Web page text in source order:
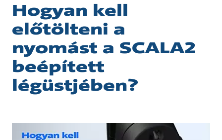
Hogyan kell
előtölteni a
nyomást a SCALA2
beépített
légüstjében?